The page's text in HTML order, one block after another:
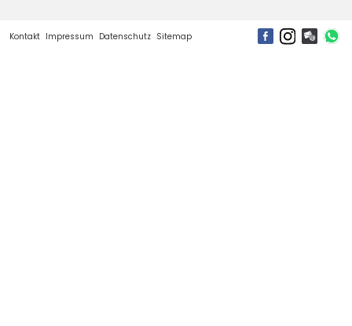
Kontakt Impressum Datenschutz Sitemap